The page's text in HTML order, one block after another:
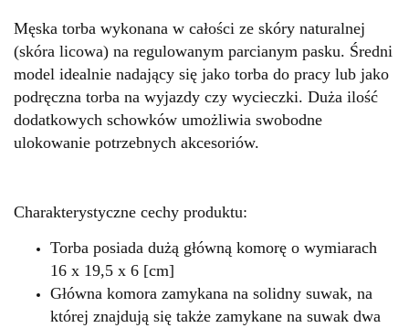
Męska torba wykonana w całości ze skóry naturalnej
(skóra licowa) na regulowanym parcianym pasku. Średni
model idealnie nadający się jako torba do pracy lub jako
podręczna torba na wyjazdy czy wycieczki. Duża ilość
dodatkowych schowków umożliwia swobodne
ulokowanie potrzebnych akcesoriów.
Charakterystyczne cechy produktu:
Torba posiada dużą główną komorę o wymiarach
16 x 19,5 x 6 [cm]
Główna komora zamykana na solidny suwak, na
której znajdują się także zamykane na suwak dwa